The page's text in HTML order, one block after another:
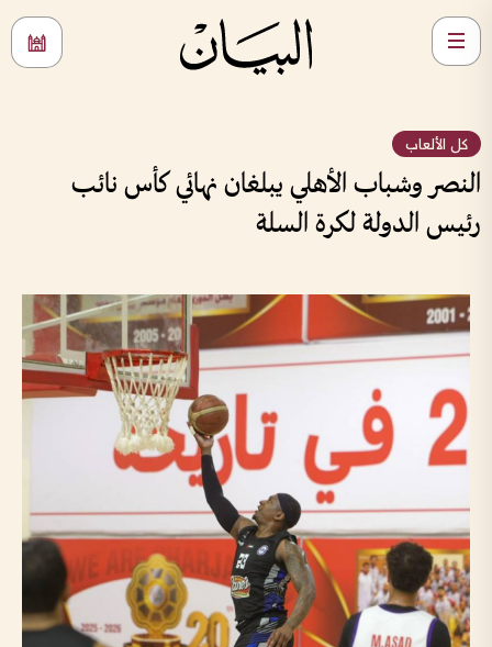
كل الألعاب
النصر وشباب الأهلي يبلغان نهائي كأس نائب
رئيس الدولة لكرة السلة